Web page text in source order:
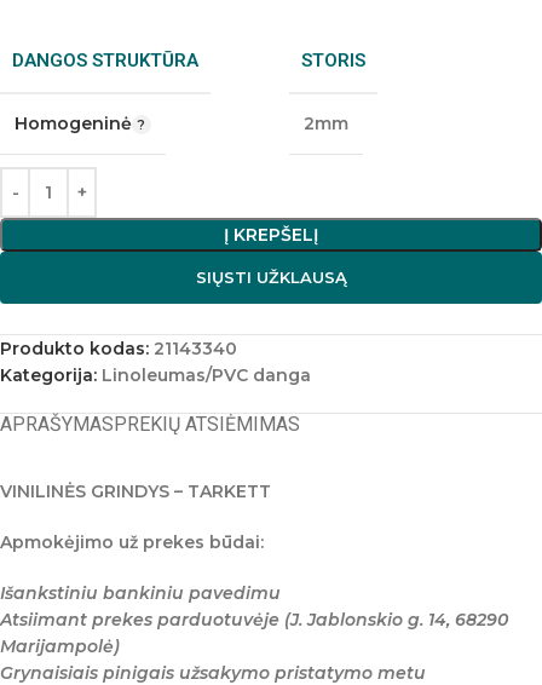
DANGOS STRUKTŪRA
Homogeninė
STORIS
2mm
Į KREPŠELĮ
SIŲSTI UŽKLAUSĄ
Produkto kodas: 21143340
Kategorija: Linoleumas/PVC danga
APRAŠYMASPREKIŲ ATSIĖMIMAS
VINILINĖS GRINDYS – TARKETT
Apmokėjimo už prekes būdai:
Išankstiniu bankiniu pavedimu
Atsiimant prekes parduotuvėje (J. Jablonskio g. 14, 68290
Marijampolė)
Grynaisiais pinigais užsakymo pristatymo metu